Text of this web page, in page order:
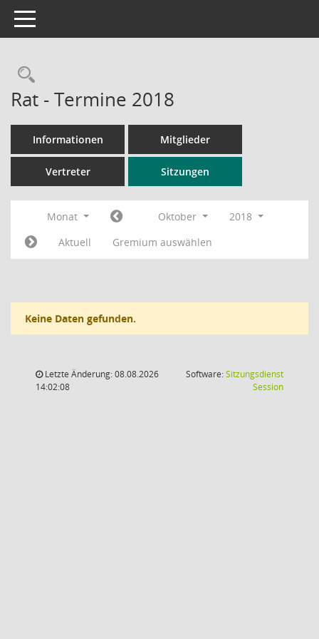
Toggle navigation
Rechercheauswahl
Rat - Termine 2018
Informationen Mitglieder
Vertreter Sitzungen
Monat Oktober
2018
Aktuell
Gremium auswählen
Keine Daten gefunden.
Letzte Änderung: 08.08.2026
14:02:08
Software:Sitzungsdienst
Session(Wird in